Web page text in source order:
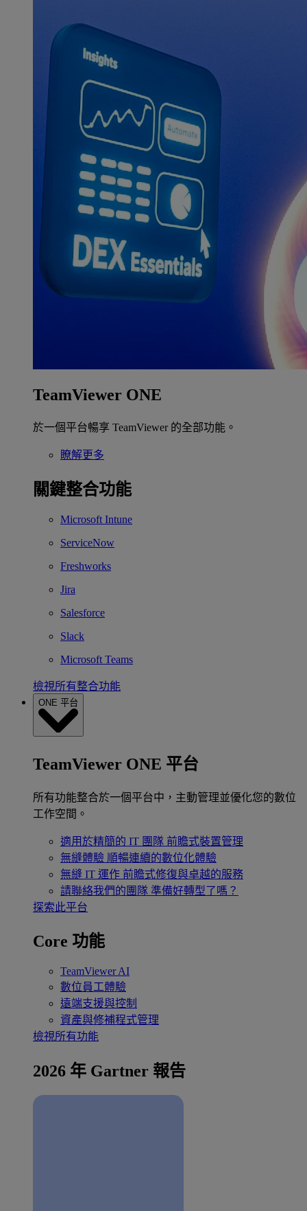
TeamViewer ONE
於一個平台暢享 TeamViewer 的全部功能。
瞭解更多
關鍵整合功能
Microsoft Intune
ServiceNow
Freshworks
Jira
Salesforce
Slack
Microsoft Teams
檢視所有整合功能
ONE 平台
TeamViewer ONE 平台
所有功能整合於一個平台中，主動管理並優化您的數位
工作空間。
適用於精簡的 IT 團隊 前瞻式裝置管理
無縫體驗 順暢連續的數位化體驗
無縫 IT 運作 前瞻式修復與卓越的服務
請聯絡我們的團隊 準備好轉型了嗎？
探索此平台
Core 功能
TeamViewer AI
數位員工體驗
遠端支援與控制
資產與修補程式管理
檢視所有功能
2026 年 Gartner 報告